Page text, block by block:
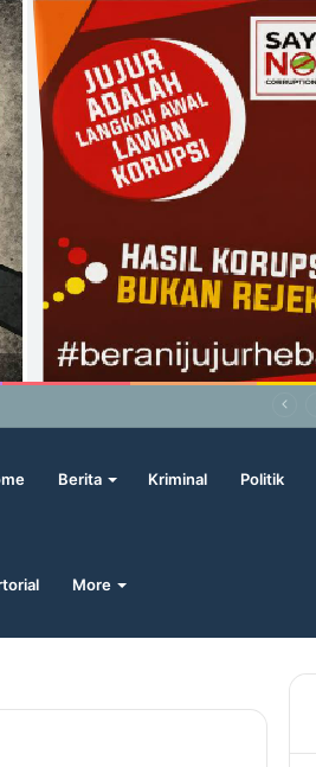
Harga Beras Terlalu Mahal
Berita Kriminal Politik
More